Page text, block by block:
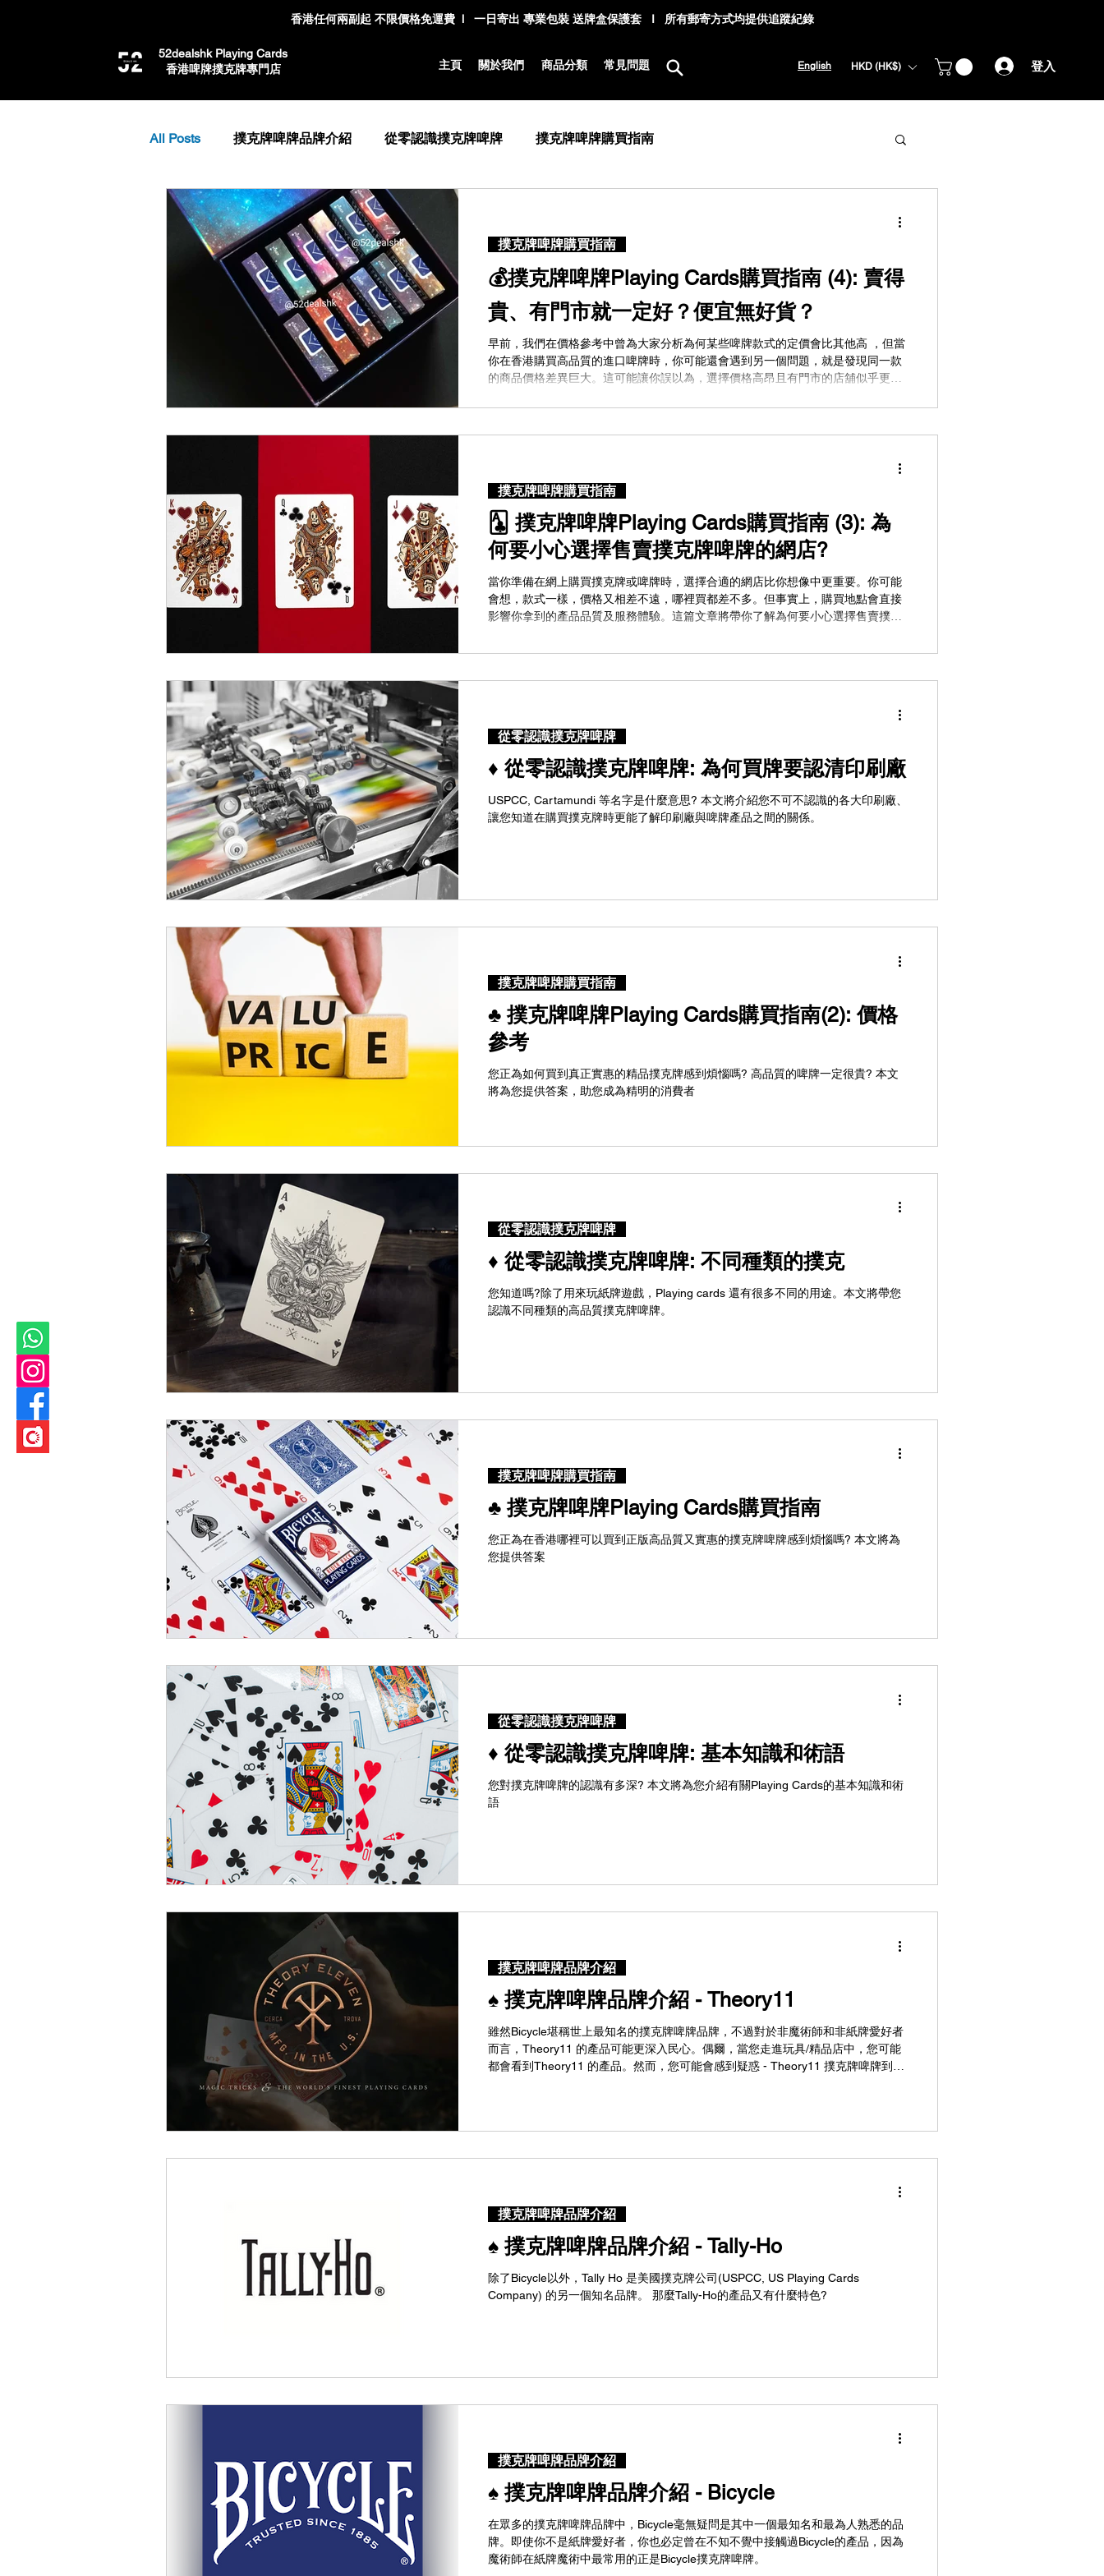
香港任何兩副起 不限價格免運費 l 一日寄出 專業包裝 送牌盒保護套 I 所有郵寄方式均提供追蹤紀錄
52dealshk Playing Cards
​香港啤牌撲克牌專門店
主頁 關於我們 商品分類 常見問題 English HKD (HK$) 登入
All Posts 撲克牌啤牌品牌介紹 從零認識撲克牌啤牌 撲克牌啤牌購買指南
💰撲克牌啤牌Playing Cards購買指南 (4): 賣得
貴、有門市就一定好？便宜無好貨？
早前，我們在價格參考中曾為大家分析為何某些啤牌款式的定價會比其他高 ，但當
你在香港購買高品質的進口啤牌時，你可能還會遇到另一個問題，就是發現同一款
的商品價格差異巨大。這可能讓你誤以為，選擇價格高昂且有門市的店舖似乎更有
同一種商品的價格差異如此之大，以及為什麼從規模較小、專營啤牌的網店購買撲
(Bicycle啤牌-動畫鬼滅之刃撲克牌) 高昂的租金與營運成本 在香港經營實體門市，
往往需要承擔高昂的租金與薪金成本。為了維持利潤，店舖通常會將這些開支轉嫁
到消費者身上。因此，在鬧市商場購買一副啤牌（撲克牌），價格可能比小型網店
高出 30% 至 50%，但實際上，兩者售賣的產品完全相同。 大型企業追求利潤最大
化...
撲克牌啤牌購買指南
🃑 撲克牌啤牌Playing Cards購買指南 (3): 為
何要小心選擇售賣撲克牌啤牌的網店?
當你準備在網上購買撲克牌或啤牌時，選擇合適的網店比你想像中更重要。你可能
會想，款式一樣，價格又相差不遠，哪裡買都差不多。但事實上，購買地點會直接
影響你拿到的產品品質及服務體驗。這篇文章將帶你了解為何要小心選擇售賣撲克
帶來的問題 如何辨別可靠的撲克牌啤牌網店 結論 1.錯誤選擇網店會帶來的問題 當
止是牌面上的圖案設計，而是高品質的享受。但並非所有出售撲克牌啤牌的網店都
一，除了款式選擇有限，他們未必會能為你提供太多跟產品相關的資訊，例如產品
是由哪家印刷廠生產、印刷版本/批次。在高品質撲克牌啤牌的市場中， 印刷廠扮
店並不了解對撲克牌啤牌保護的重要性。試想像，當你在期待著訂購的撲克牌啤
望?.
撲克牌啤牌購買指南
♦ 從零認識撲克牌啤牌: 為何買牌要認清印刷廠
USPCC, Cartamundi 等名字是什麼意思? 本文將介紹您不可不認識的各大印刷廠、
讓您知道在購買撲克牌時更能了解印刷廠與啤牌產品之間的關係。
從零認識撲克牌啤牌
♣ 撲克牌啤牌Playing Cards購買指南(2): 價格
參考
您正為如何買到真正實惠的精品撲克牌感到煩惱嗎? 高品質的啤牌一定很貴? 本文
將為您提供答案，助您成為精明的消費者
撲克牌啤牌購買指南
♦ 從零認識撲克牌啤牌: 不同種類的撲克
您知道嗎?除了用來玩紙牌遊戲，Playing cards 還有很多不同的用途。本文將帶您
認識不同種類的高品質撲克牌啤牌。
從零認識撲克牌啤牌
♣ 撲克牌啤牌Playing Cards購買指南
您正為在香港哪裡可以買到正版高品質又實惠的撲克牌啤牌感到煩惱嗎? 本文將為
您提供答案
撲克牌啤牌購買指南
♦ 從零認識撲克牌啤牌: 基本知識和術語
您對撲克牌啤牌的認識有多深? 本文將為您介紹有關Playing Cards的基本知識和術
語
從零認識撲克牌啤牌
♠️ 撲克牌啤牌品牌介紹 - Theory11
雖然Bicycle堪稱世上最知名的撲克牌啤牌品牌，不過對於非魔術師和非紙牌愛好者
而言，Theory11 的產品可能更深入民心。偶爾，當您走進玩具/精品店中，您可能
都會看到Theory11 的產品。然而，您可能會感到疑惑 - Theory11 撲克牌啤牌到底
撲克牌啤牌品牌介紹
♠️ 撲克牌啤牌品牌介紹 - Tally-Ho
除了Bicycle以外，Tally Ho 是美國撲克牌公司(USPCC, US Playing Cards
Company) 的另一個知名品牌。 那麼Tally-Ho的產品又有什麼特色?
撲克牌啤牌品牌介紹
♠️ 撲克牌啤牌品牌介紹 - Bicycle
在眾多的撲克牌啤牌品牌中，Bicycle毫無疑問是其中一個最知名和最為人熟悉的品
牌。即使你不是紙牌愛好者，你也必定曾在不知不覺中接觸過Bicycle的產品，因為
魔術師在紙牌魔術中最常用的正是Bicycle撲克牌啤牌。
撲克牌啤牌品牌介紹